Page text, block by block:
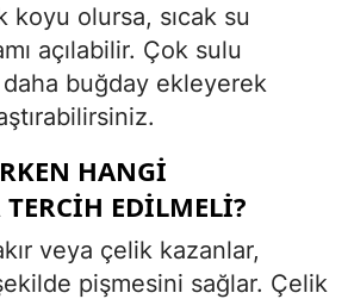
koyu olursa, sıcak su
açılabilir. Çok sulu
buğday ekleyerek
HANGI
TERCIH EDILMELI?
veya çelik kazanlar,
pişmesini sağlar. Çelik